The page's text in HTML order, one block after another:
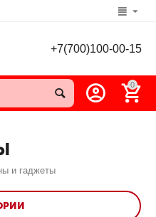
+7(700)100-00-15
0
и гаджеты